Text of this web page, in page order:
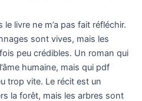
livre ne m’a pas fait réfléchir.
sont vives, mais les
peu crédibles. Un roman qui
humaine, mais qui pdf
trop vite. Le récit est un
la forêt, mais les arbres sont